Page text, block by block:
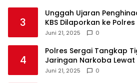
3
Unggah Ujaran
KBS Dilaporkan ke
Juni 21, 2025 0
4
Polres Sergai Tangkap
Jaringan Narkoba
Delivery
Juni 21, 2025 0